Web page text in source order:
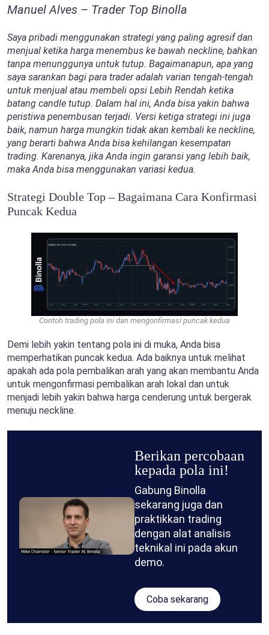
Manuel Alves – Trader Top Binolla
Saya pribadi menggunakan strategi yang paling agresif dan
menjual ketika harga menembus ke bawah neckline, bahkan
tanpa menunggunya untuk tutup. Bagaimanapun, apa yang
saya sarankan bagi para trader adalah varian tengah-tengah
untuk menjual atau membeli opsi Lebih Rendah ketika
batang candle tutup. Dalam hal ini, Anda bisa yakin bahwa
peristiwa penembusan terjadi. Versi ketiga strategi ini juga
baik, namun harga mungkin tidak akan kembali ke neckline,
yang berarti bahwa Anda bisa kehilangan kesempatan
trading. Karenanya, jika Anda ingin garansi yang lebih baik,
maka Anda bisa menggunakan variasi kedua.
Strategi Double Top – Bagaimana Cara Konfirmasi
Puncak Kedua
Contoh trading pola ini dan mengonfirmasi puncak kedua
Demi lebih yakin tentang pola ini di muka, Anda bisa
memperhatikan puncak kedua. Ada baiknya untuk melihat
apakah ada pola pembalikan arah yang akan membantu Anda
untuk mengonfirmasi pembalikan arah lokal dan untuk
menjadi lebih yakin bahwa harga cenderung untuk bergerak
menuju neckline.
Berikan percobaan
kepada pola ini!
Gabung Binolla
sekarang juga dan
praktikkan trading
dengan alat analisis
teknikal ini pada akun
demo.
Coba sekarang